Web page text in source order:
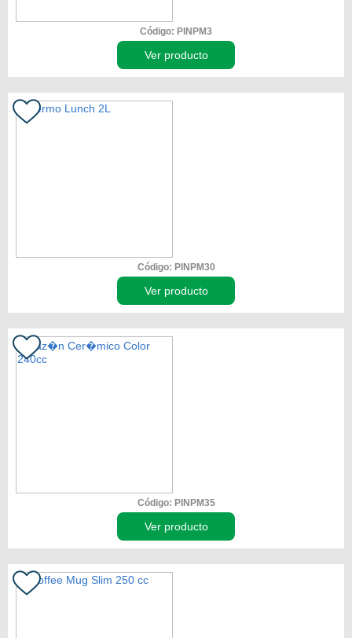
Código: PINPM3
Ver producto
Código: PINPM30
Ver producto
Código: PINPM35
Ver producto